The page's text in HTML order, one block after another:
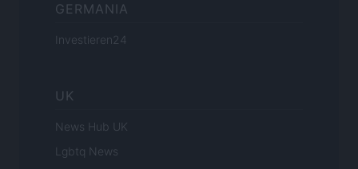
GERMANIA
Investieren24
UK
News Hub UK
Lgbtq News